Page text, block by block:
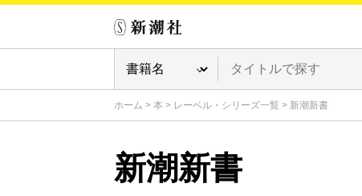
ホーム > 本 > レーベル・シリーズ一覧 > 新潮新書
新潮新書